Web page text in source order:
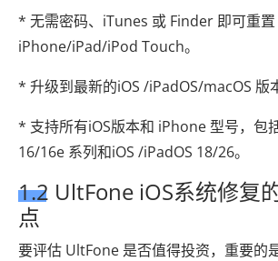
* 无需密码、iTunes 或 Finder 即可重置
iPhone/iPad/iPod Touch。
* 升级到最新的iOS /iPadOS/macOS 版
* 支持所有iOS版本和 iPhone 型号，包
16/16e 系列和iOS /iPadOS 18/26。
1.2 UltFone iOS系统修复
点
要评估 UltFone 是否值得投资，重要的